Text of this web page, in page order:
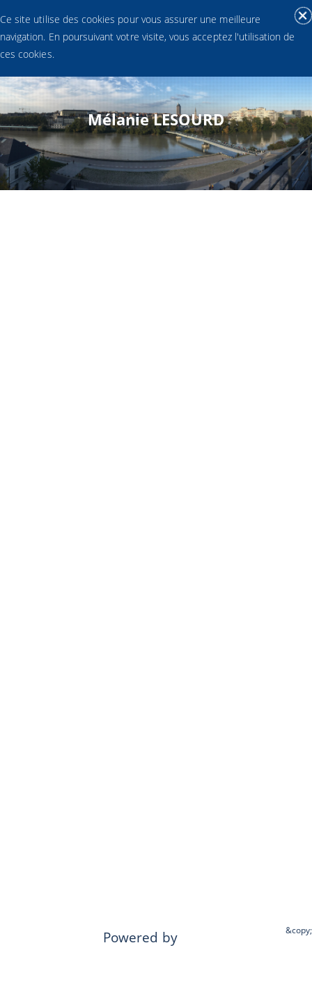
Ce site utilise des cookies pour vous assurer une meilleure
navigation. En poursuivant votre visite, vous acceptez l'utilisation de
ces cookies.
Mélanie LESOURD
Powered by &copy;